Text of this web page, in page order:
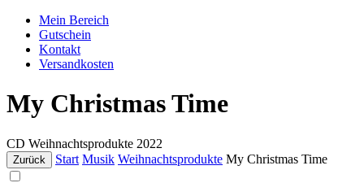
Mein Bereich
Gutschein
Kontakt
Versandkosten
My Christmas Time
CD Weihnachtsprodukte 2022
Zurück Start Musik Weihnachtsprodukte My Christmas Time